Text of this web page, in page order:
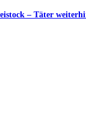
– Täter